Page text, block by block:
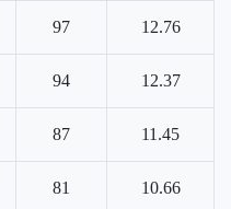
97 12.76
94 12.37
87 11.45
81 10.66